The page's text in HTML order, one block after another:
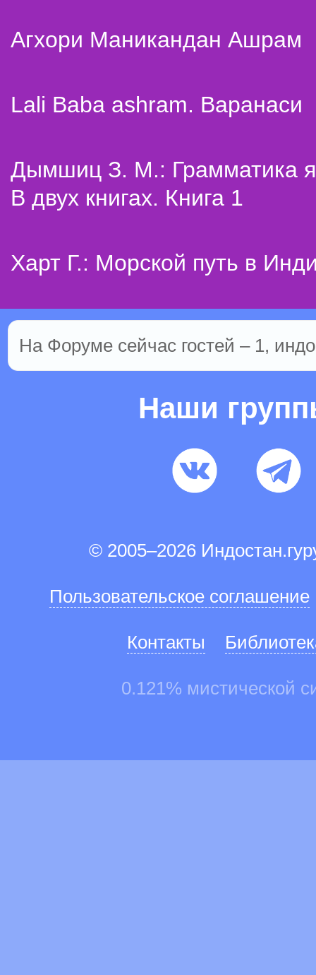
Агхори Маникандан Ашрам
Lali Baba ashram. Варанаси
Дымшиц З. М.: Грамматика
В двух книгах. Книга 1
Харт Г.: Морской путь в
На Форуме сейчас гостей – 1,
Наши
© 2005–2026
Пользовательское соглашение
Контакты
0.121% мистической